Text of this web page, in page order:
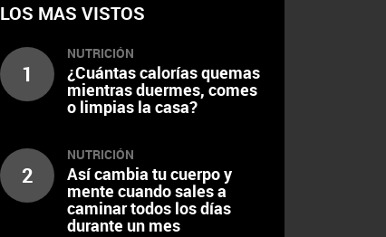
LOS MAS VISTOS
1
NUTRICIÓN
¿Cuántas calorías quemas
mientras duermes, comes
o limpias la casa?
2
NUTRICIÓN
Así cambia tu cuerpo y
mente cuando sales a
caminar todos los días
durante un mes